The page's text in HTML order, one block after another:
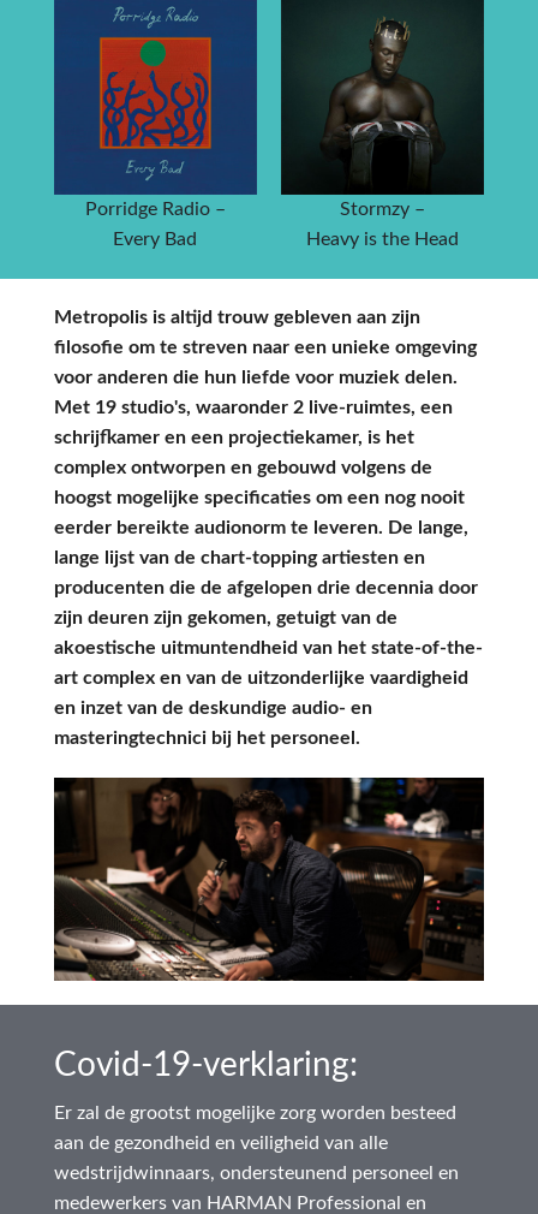
Porridge Radio –
Every Bad
Stormzy –
Heavy is the Head
Metropolis is altijd trouw gebleven aan zijn
filosofie om te streven naar een unieke omgeving
voor anderen die hun liefde voor muziek delen.
Met 19 studio's, waaronder 2 live-ruimtes, een
schrijfkamer en een projectiekamer, is het
complex ontworpen en gebouwd volgens de
hoogst mogelijke specificaties om een nog nooit
eerder bereikte audionorm te leveren. De lange,
lange lijst van de chart-topping artiesten en
producenten die de afgelopen drie decennia door
zijn deuren zijn gekomen, getuigt van de
akoestische uitmuntendheid van het state-of-the-
art complex en van de uitzonderlijke vaardigheid
en inzet van de deskundige audio- en
masteringtechnici bij het personeel.
Covid-19-verklaring:
Er zal de grootst mogelijke zorg worden besteed
aan de gezondheid en veiligheid van alle
wedstrijdwinnaars, ondersteunend personeel en
medewerkers van HARMAN Professional en